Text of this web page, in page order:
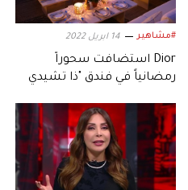
#مشاهير 14 ابريل 2022
Dior استضافت سحوراً
رمضانياً في فندق "ذا تشيدي